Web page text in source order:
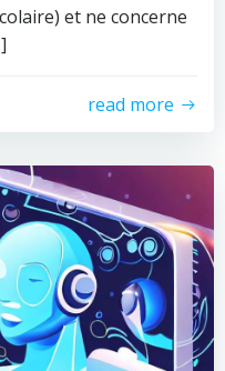
et ne concerne
read more